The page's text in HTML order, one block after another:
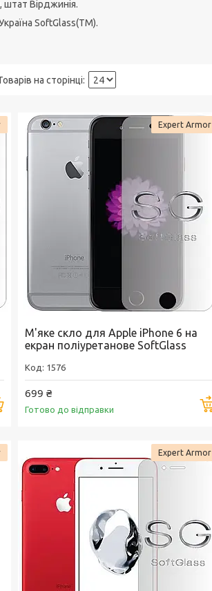
Вірджинія.
SoftGlass(TM).
Купити
Expert Armor
М'яке скло для Apple iPhone 6 на
екран поліуретанове SoftGlass
1576
699 ₴
Готово до відправки
Expert Armor